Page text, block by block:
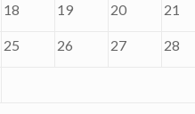
18 19 20 21
25 26 27 28